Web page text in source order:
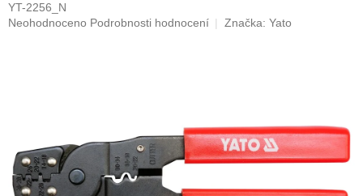
YT-2256_N
Průměrné
Neohodnoceno Podrobnosti hodnocení Značka: Yato